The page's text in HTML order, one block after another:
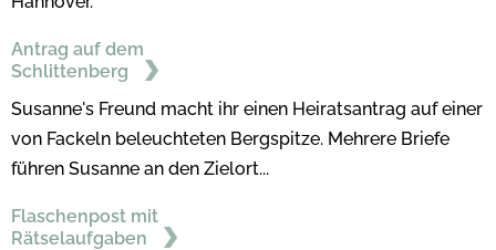
Antrag auf dem
Schlittenberg
Susanne's Freund macht ihr einen Heiratsantrag auf einer
von Fackeln beleuchteten Bergspitze. Mehrere Briefe
führen Susanne an den Zielort...
Flaschenpost mit
Rätselaufgaben